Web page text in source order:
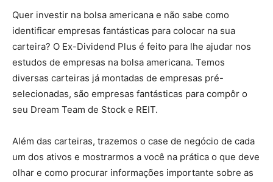
Quer investir na bolsa americana e não sabe como
identificar empresas fantásticas para colocar na sua
carteira? O Ex-Dividend Plus é feito para lhe ajudar nos
estudos de empresas na bolsa americana. Temos
diversas carteiras já montadas de empresas pré-
selecionadas, são empresas fantásticas para compôr o
seu Dream Team de Stock e REIT.
Além das carteiras, trazemos o case de negócio de cada
um dos ativos e mostrarmos a você na prática o que deve
olhar e como procurar informações importante sobre as